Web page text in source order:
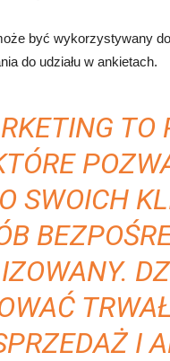
być wykorzystywany
do udziału w ankietach.
TO
SWOICH
I